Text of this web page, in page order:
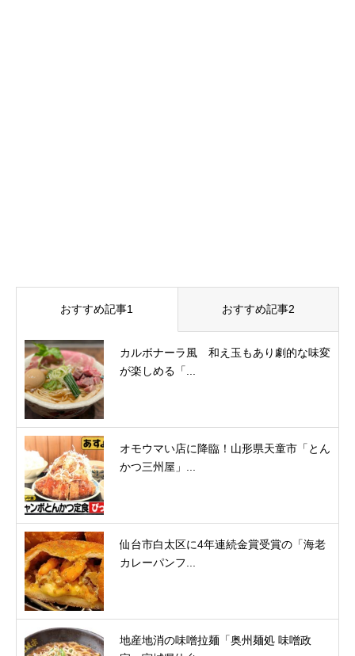
おすすめ記事1 おすすめ記事2
カルボナーラ風 和え玉もあり劇的な味変
が楽しめる「...
オモウマい店に降臨！山形県天童市「とん
かつ三州屋」...
仙台市白太区に4年連続金賞受賞の「海老
カレーパンフ...
地産地消の味噌拉麺「奥州麺処 味噌政